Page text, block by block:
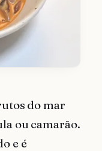
do mar
ou camarão.
e é